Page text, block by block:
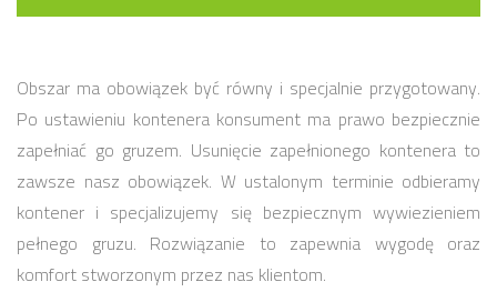
Obszar ma obowiązek być równy i specjalnie przygotowany.
Po ustawieniu kontenera konsument ma prawo bezpiecznie
zapełniać go gruzem. Usunięcie zapełnionego kontenera to
zawsze nasz obowiązek. W ustalonym terminie odbieramy
kontener i specjalizujemy się bezpiecznym wywiezieniem
pełnego gruzu. Rozwiązanie to zapewnia wygodę oraz
komfort stworzonym przez nas klientom.